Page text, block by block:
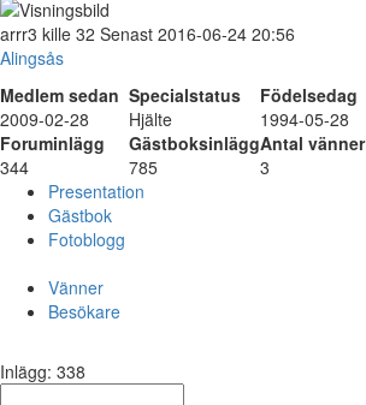
arrr3 kille 32 Senast 2016-06-24 20:56
Alingsås
Medlem sedan Specialstatus
Födelsedag
2009-02-28
Hjälte
1994-05-28
Foruminlägg
GästboksinläggAntal vänner
344
785
3
Presentation
Gästbok
Fotoblogg
Vänner
Besökare
Inlägg: 338